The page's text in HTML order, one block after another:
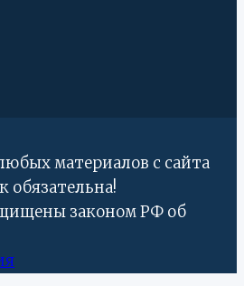
материалов с сайта
обязательна!
законом РФ об